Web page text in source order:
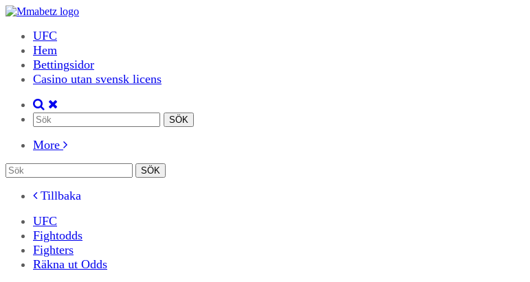
UFC
Hem
Bettingsidor
Casino utan svensk licens
More
Tillbaka
UFC
Fightodds
Fighters
Räkna ut Odds